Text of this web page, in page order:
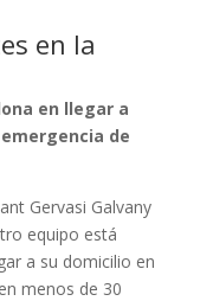
en la
en llegar a
de
Gervasi Galvany
equipo está
a su domicilio en
menos de 30